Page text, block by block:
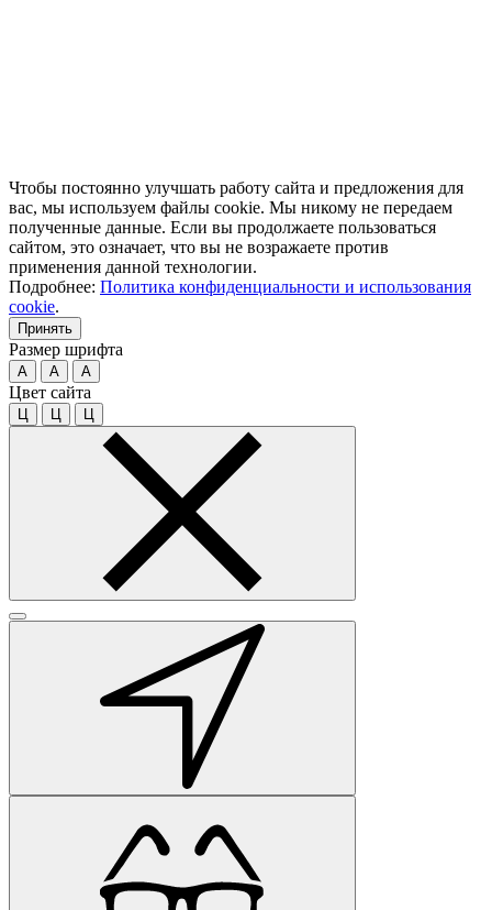
Чтобы постоянно улучшать работу сайта и предложения для
вас, мы используем файлы cookie. Мы никому не передаем
полученные данные. Если вы продолжаете пользоваться
сайтом, это означает, что вы не возражаете против
применения данной технологии.
Подробнее: Политика конфиденциальности и использования
cookie.
Принять
Размер шрифта
A A A
Цвет сайта
Ц Ц Ц